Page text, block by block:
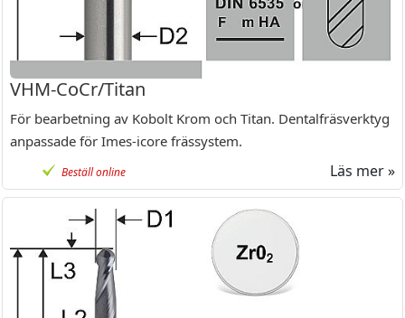
VHM-CoCr/Titan
För bearbetning av Kobolt Krom och Titan. Dentalfräsverktyg
anpassade för Imes-icore frässystem.
Beställ online Läs mer »